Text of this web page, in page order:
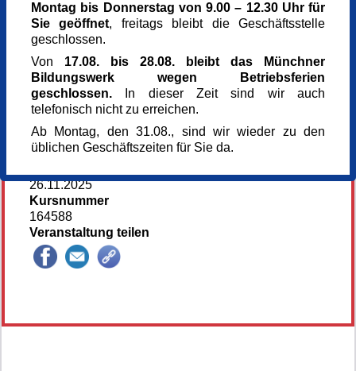
Veranstaltungsreihe
Zeichnung
Veranstaltungsort
Kunst im Turm - St. Clemens
Arnulfstr. 166
80634 München
Kursgebühr
Referent_in
Anette Bley
26.11.2025
Kursnummer
164588
Veranstaltung teilen
Montag bis Donnerstag von 9.00 – 12.30 Uhr für
Sie geöffnet, freitags bleibt die Geschäftsstelle
geschlossen.
Von 17.08. bis 28.08. bleibt das Münchner
Bildungswerk wegen Betriebsferien
geschlossen. In dieser Zeit sind wir auch
telefonisch nicht zu erreichen.
Ab Montag, den 31.08., sind wir wieder zu den
üblichen Geschäftszeiten für Sie da.